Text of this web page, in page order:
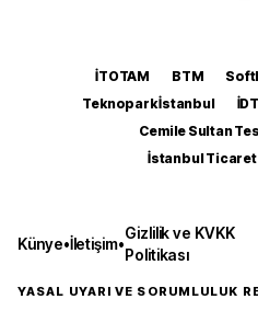
İTOTAM BTM
Teknopark İstanbul
Cemile Sultan
İstanbul
Künye•İletişim•
Gizlilik ve KVKK
Politikası
YASAL UYARI VE SORUMLULUK